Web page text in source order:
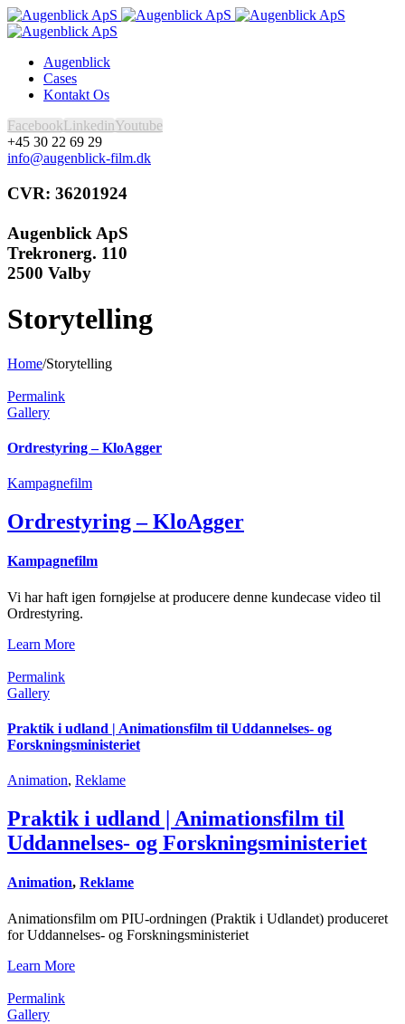
Augenblick
Cases
Kontakt Os
FacebookLinkedinYoutube
+45 30 22 69 29
info@augenblick-film.dk
CVR: 36201924
Augenblick ApS
Trekronerg. 110
2500 Valby
Storytelling
Home/Storytelling
Permalink
Gallery
Ordrestyring – KloAgger
Kampagnefilm
Ordrestyring – KloAgger
Kampagnefilm
Vi har haft igen fornøjelse at producere denne kundecase video til
Ordrestyring.
Learn More
Permalink
Gallery
Praktik i udland | Animationsfilm til Uddannelses- og
Forskningsministeriet
Animation, Reklame
Praktik i udland | Animationsfilm til
Uddannelses- og Forskningsministeriet
Animation, Reklame
Animationsfilm om PIU-ordningen (Praktik i Udlandet) produceret
for Uddannelses- og Forskningsministeriet
Learn More
Permalink
Gallery